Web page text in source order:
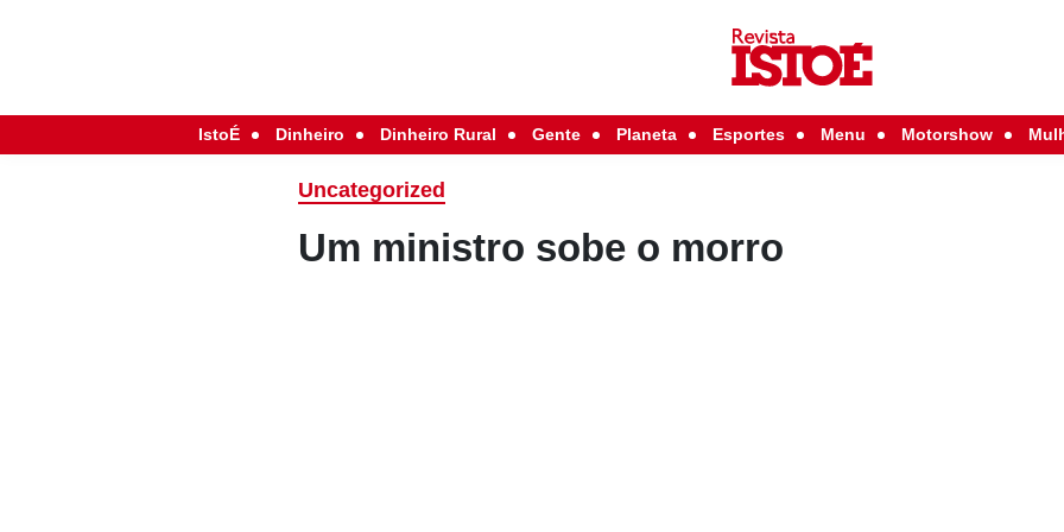
IstoÉ Dinheiro Dinheiro Rural Gente Planeta Esportes Menu Motorshow
Uncategorized
Um ministro sobe o morro